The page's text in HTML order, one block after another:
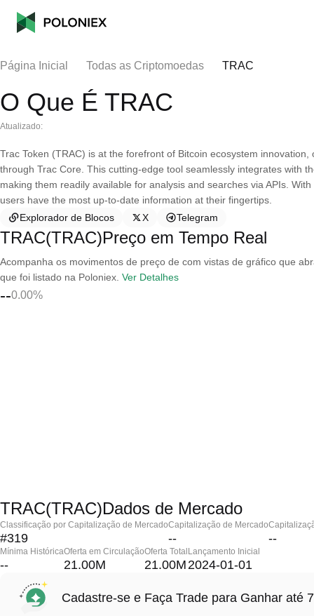
Página Inicial Todas as Criptomoedas TRAC
O Que É TRAC
Atualizado:
Trac Token (TRAC) is at the forefront of Bitcoin ecosystem
through Trac Core. This cutting-edge tool seamlessly integrates with
making them readily available for analysis and searches via APIs.
users have the most up-to-date information at their fingertips.
Explorador de Blocos
X Telegram
TRAC(TRAC)Preço em Tempo Real
Acompanha os movimentos de preço de com vistas de gráfico que
que foi listado na Poloniex. Ver Detalhes
--0.00%
TRAC(TRAC)Dados de Mercado
Classificação por Capitalização de Mercado
#319
Capitalização de Mercado
-- --
Mínima Histórica
--
Oferta em Circulação
21.00M
Oferta Total
21.00M
Lançamento Inicial
2024-01-01
Cadastre-se e Faça Trade para Ganhar até